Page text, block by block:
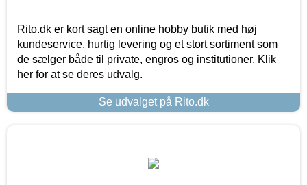
Rito.dk er kort sagt en online hobby butik med høj
kundeservice, hurtig levering og et stort sortiment som
de sælger både til private, engros og institutioner. Klik
her for at se deres udvalg.
Se udvalget på Rito.dk